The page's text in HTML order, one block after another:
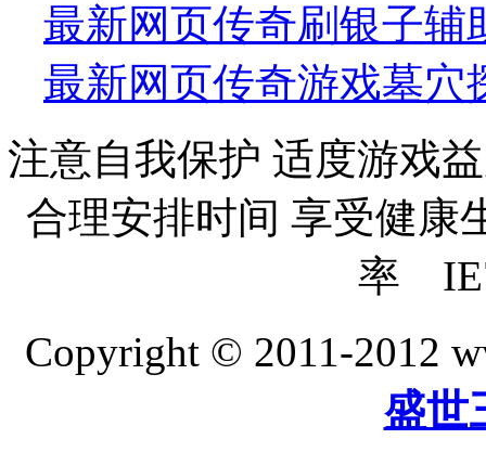
最新网页传奇刷银子辅
最新网页传奇游戏墓穴
注意自我保护 适度游戏
合理安排时间 享受健康
率
Copyright © 2011-2012
盛世